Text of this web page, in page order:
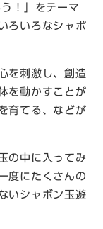
！」をテーマ
ろいろなシャボ
を刺激し、創造
を動かすことが
育てる、などが
の中に入ってみ
度にたくさんの
いシャボン玉遊